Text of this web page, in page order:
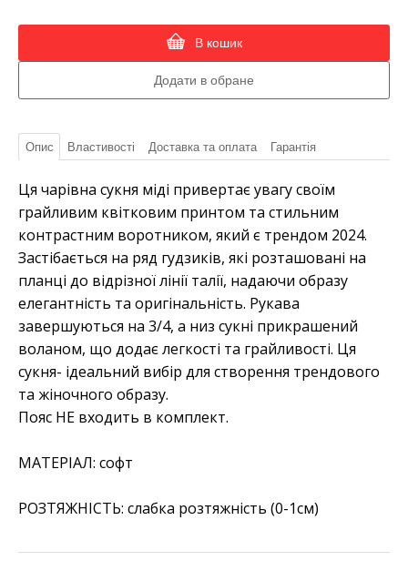
В кошик
Опис Властивості Доставка та оплата Гарантія
Ця чарівна сукня міді привертає увагу своїм
грайливим квітковим принтом та стильним
контрастним воротником, який є трендом 2024.
Застібається на ряд гудзиків, які розташовані на
планці до відрізної лінії талії, надаючи образу
елегантність та оригінальність. Рукава
завершуються на 3/4, а низ сукні прикрашений
воланом, що додає легкості та грайливості. Ця
сукня- ідеальний вибір для створення трендового
та жіночного образу.
Пояс НЕ входить в комплект.
МАТЕРІАЛ: софт
РОЗТЯЖНІСТЬ: слабка розтяжність (0-1см)